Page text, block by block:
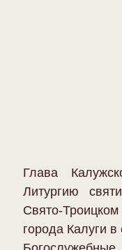
Глава
Литургию
Свято-
города Калуги